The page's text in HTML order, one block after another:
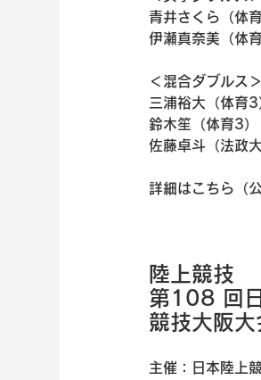
青井さくら（体
伊瀬真奈美（体
＜混合ダブルス＞
三浦裕大（体育
鈴木笙（体育3
佐藤卓斗（法政
詳細はこちら（
陸上競技
第108 回
競技大阪大
主催：日本陸上